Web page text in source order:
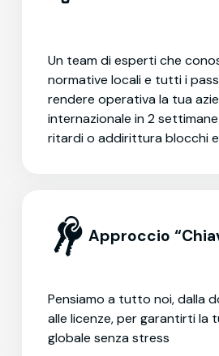
Un team di esperti che
normative locali e tutti i
rendere operativa la tua
internazionale in 2
ritardi o addirittura blocchi
Approccio
Pensiamo a tutto noi, dalla
alle licenze, per garantirti la
globale senza stress